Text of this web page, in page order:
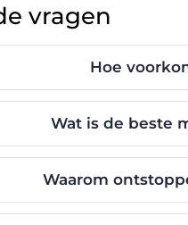
vragen
Hoe
Wat is de beste
Waarom